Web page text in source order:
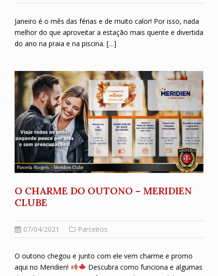
Janeiro é o mês das férias e de muito calor! Por isso, nada
melhor do que aproveitar a estação mais quente e divertida
do ano na praia e na piscina. […]
O CHARME DO OUTONO – MERIDIEN
CLUBE
07/04/2021 Parceiros
O outono chegou e junto com ele vem charme e promo
aqui no Meridien!
Descubra como funciona e algumas